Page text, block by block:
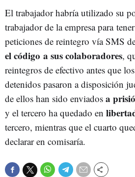
El trabajador habría utilizado su
trabajador de la empresa para
peticiones de reintegro vía SMS
el código a sus colaboradores,
reintegros de efectivo antes que
detenidos pasaron a disposición
de ellos han sido enviados a
y el tercero ha quedado en
tercero, mientras que el cuarto
declarar en comisaría.